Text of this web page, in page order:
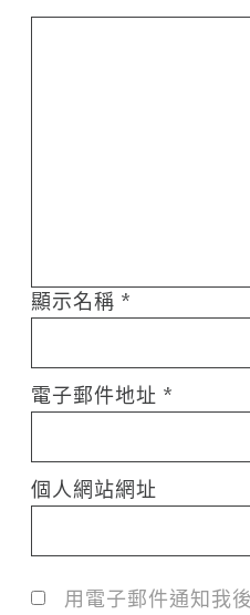
顯示名稱 *
電子郵件地址 *
個人網站網址
用電子郵件通知我